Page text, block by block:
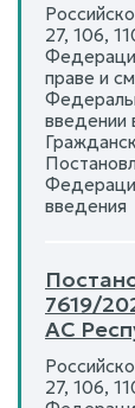
27, 106,
праве и
введении
введения
7619/
АС
27, 106,